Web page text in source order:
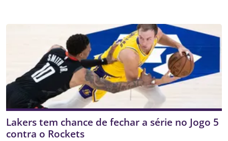
Lakers tem chance de fechar a série no Jogo 5
contra o Rockets